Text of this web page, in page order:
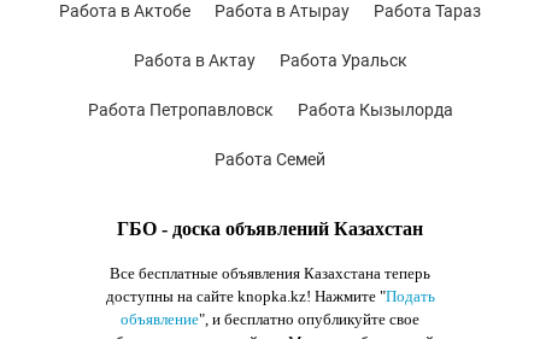
ГБО - доска объявлений Казахстан
Все бесплатные объявления Казахстана теперь
доступны на сайте knopka.kz! Нажмите "Подать
объявление", и бесплатно опубликуйте свое
Работа в Актобе Работа в Атырау Работа Тараз
Работа в Актау Работа Уральск
Работа Петропавловск Работа Кызылорда
Работа Семей